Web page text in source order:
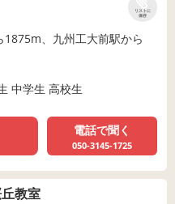
リストに
保存
1875m、九州工大前駅から
中学生 高校生
電話で聞く
050-3145-1725
教室